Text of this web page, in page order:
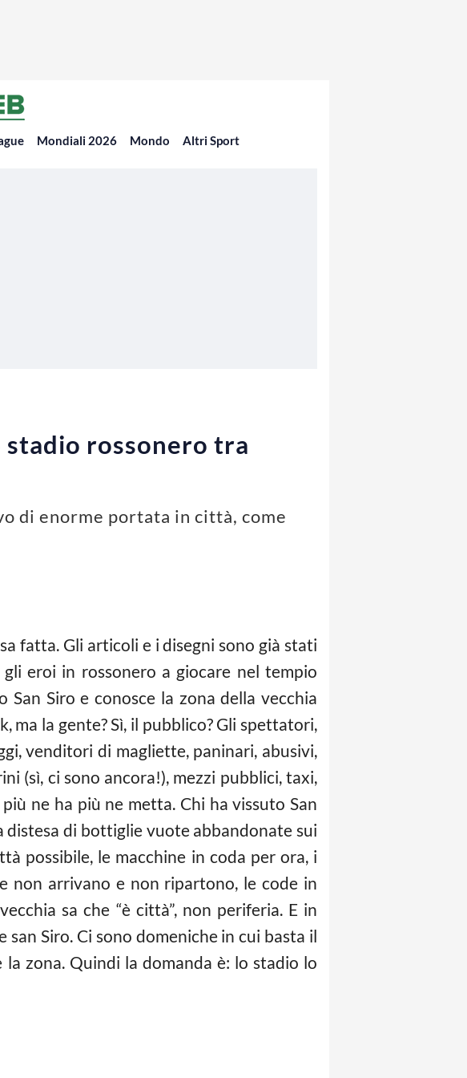
Mondiali 2026 Mondo Altri Sport
stadio rossonero tra
di enorme portata in città, come
fatta. Gli articoli e i disegni sono già stati
eroi in rossonero a giocare nel tempio
Siro e conosce la zona della vecchia
la gente? Sì, il pubblico? Gli spettatori,
venditori di magliette, paninari, abusivi,
(sì, ci sono ancora!), mezzi pubblici, taxi,
ne ha più ne metta. Chi ha vissuto San
distesa di bottiglie vuote abbandonate sui
possibile, le macchine in coda per ora, i
non arrivano e non ripartono, le code in
sa che “è città”, non periferia. E in
Siro. Ci sono domeniche in cui basta il
zona. Quindi la domanda è: lo stadio lo